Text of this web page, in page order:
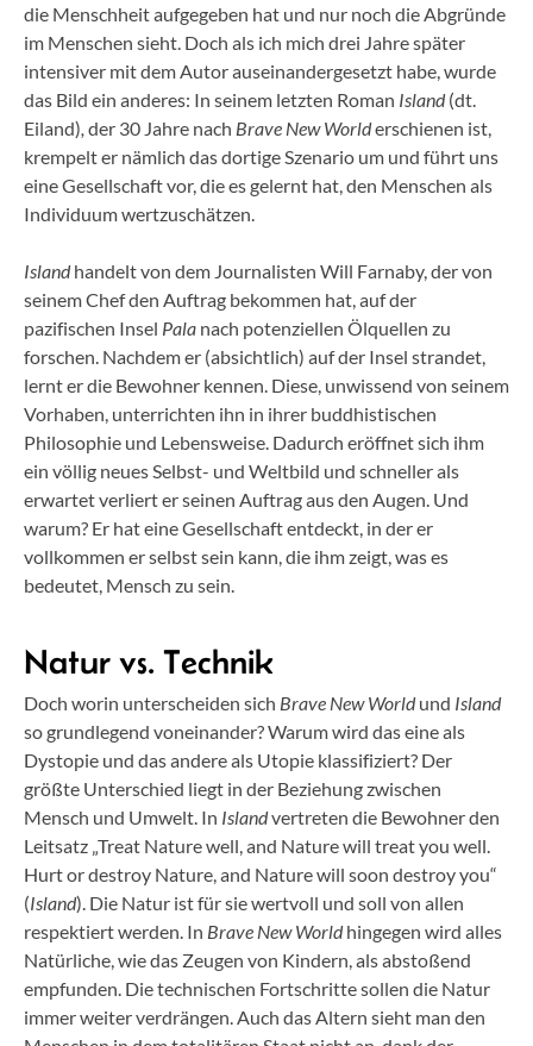
die Menschheit aufgegeben hat und nur noch die Abgründe
im Menschen sieht. Doch als ich mich drei Jahre später
intensiver mit dem Autor auseinandergesetzt habe, wurde
das Bild ein anderes: In seinem letzten Roman Island(dt.
Eiland) der 30 Jahre nach Brave New Worlderschienen ist,
krempelt er nämlich das dortige Szenario um und führt uns
eine Gesellschaft vor, die es gelernt hat, den Menschen als
Individuum wertzuschätzen.
Islandhandelt von dem Journalisten Will Farnaby, der von
seinem Chef den Auftrag bekommen hat, auf der
pazifischen Insel Pala nach potenziellen Ölquellen zu
forschen. Nachdem er (absichtlich) auf der Insel strandet,
lernt er die Bewohner kennen. Diese, unwissend von seinem
Vorhaben, unterrichten ihn in ihrer buddhistischen
Philosophie und Lebensweise. Dadurch eröffnet sich ihm
ein völlig neues Selbst- und Weltbild und schneller als
erwartet verliert er seinen Auftrag aus den Augen. Und
warum? Er hat eine Gesellschaft entdeckt, in der er
vollkommen er selbst sein kann, die ihm zeigt, was es
bedeutet, Mensch zu sein.
Natur vs. Technik
Doch worin unterscheiden sich Brave New Worldund Island
so grundlegend voneinander? Warum wird das eine als
Dystopie und das andere als Utopie klassifiziert? Der
größte Unterschied liegt in der Beziehung zwischen
Mensch und Umwelt. In Islandvertreten die Bewohner den
Leitsatz „Treat Nature well, and Nature will treat you well.
Hurt or destroy Nature, and Nature will soon destroy you“
(Island). Die Natur ist für sie wertvoll und soll von allen
respektiert werden. In Brave New Worldhingegen wird alles
Natürliche, wie das Zeugen von Kindern, als abstoßend
empfunden. Die technischen Fortschritte sollen die Natur
immer weiter verdrängen. Auch das Altern sieht man den